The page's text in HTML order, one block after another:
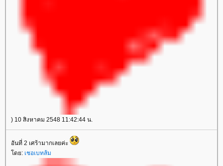
) 10 สิงหาคม 2548 11:42:44 น.
อันที่ 2 เศร้ามากเลยค่ะ
ดย: เชอเบทส้ม